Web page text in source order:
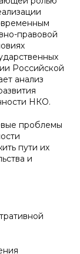
правовой
Российской
анализ
НКО.
проблемы
пути их
и